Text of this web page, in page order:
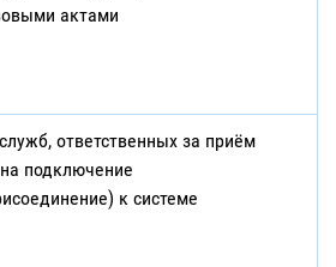
актами
ответственных за приём
подключение
к системе